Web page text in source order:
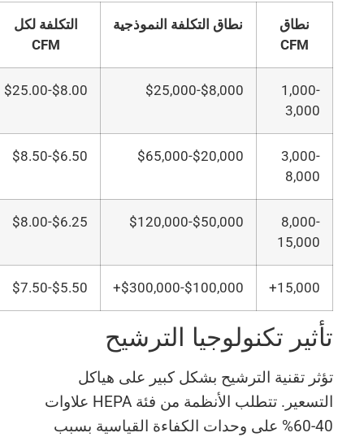
نطاق
CFM
نطاق التكلفة النموذجية
التكلفة لكل
CFM
1,000-
3,000
$8,000-$25,000
$8.00-$25.00
3,000-
8,000
$20,000-$65,000
$6.50-$8.50
8,000-
15,000
$50,000-$120,000
$6.25-$8.00
15,000+
$100,000-$300,000+
$5.50-$7.50
تأثير تكنولوجيا الترشيح
تؤثر تقنية الترشيح بشكل كبير على هياكل
التسعير. تتطلب الأنظمة من فئة HEPA علاوات
40-60% على وحدات الكفاءة القياسية بسبب